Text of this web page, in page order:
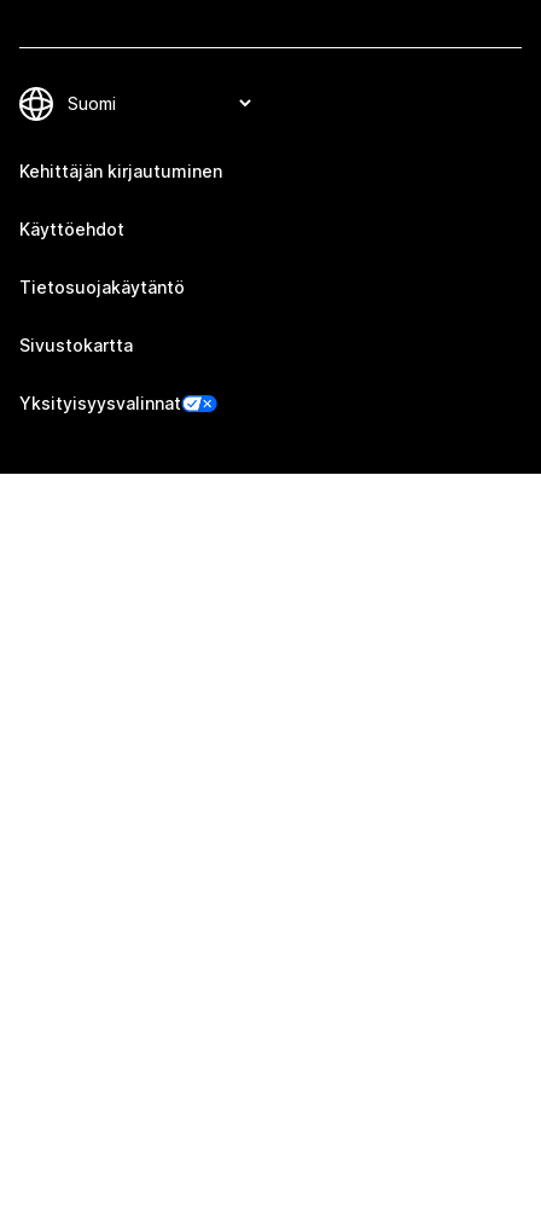
Kehittäjän kirjautuminen
Käyttöehdot
Tietosuojakäytäntö
Sivustokartta
Yksityisyysvalinnat